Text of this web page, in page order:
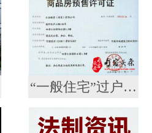
“一般住宅”过户后成了“酒店式公寓” ？河西一高档小区遭遇权证“变脸”，相关部门回应仍按住宅登记